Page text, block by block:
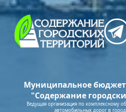
Муниципальное
"Содержание
Ведущая организация по комплексному
автомобильных дорог в